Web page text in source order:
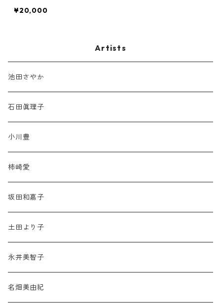
¥20,000
Artists
池田さやか
石田眞理子
小川豊
柿崎愛
坂田和嘉子
土田より子
永井美智子
名畑美由紀